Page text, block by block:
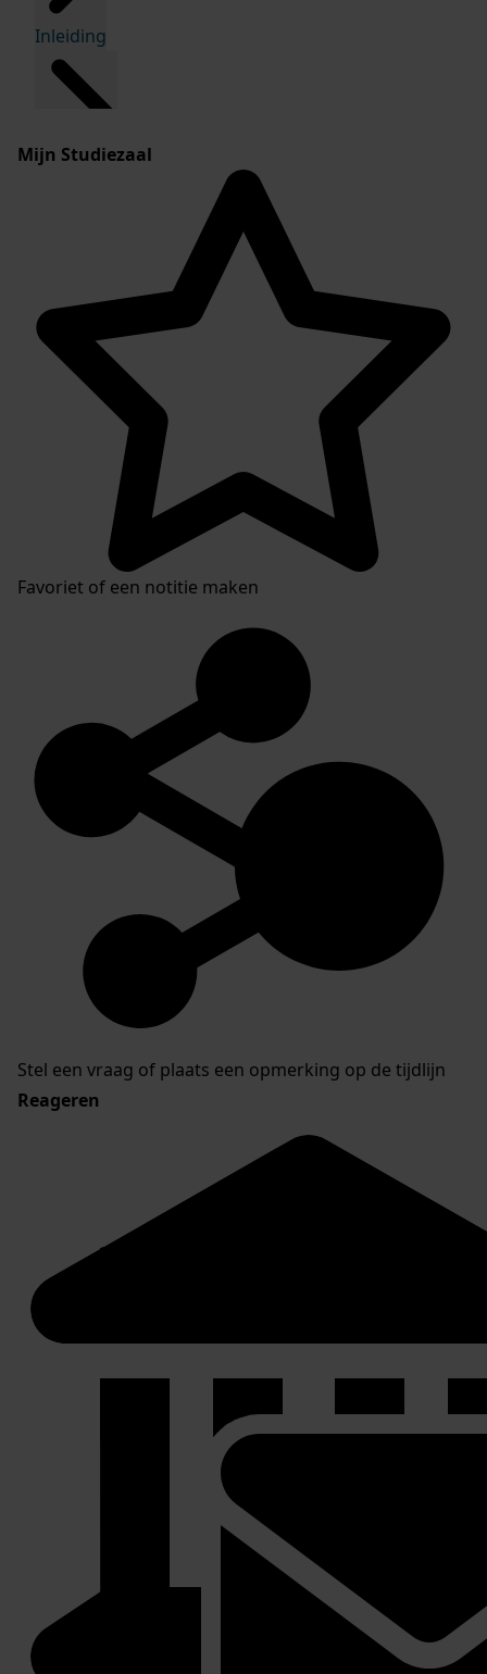
Inleiding
Mijn Studiezaal
Favoriet of een notitie maken
Stel een vraag of plaats een opmerking op de tijdlijn
Reageren